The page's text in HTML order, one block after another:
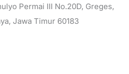
Permai III No.20D, Greges,
Jawa Timur 60183